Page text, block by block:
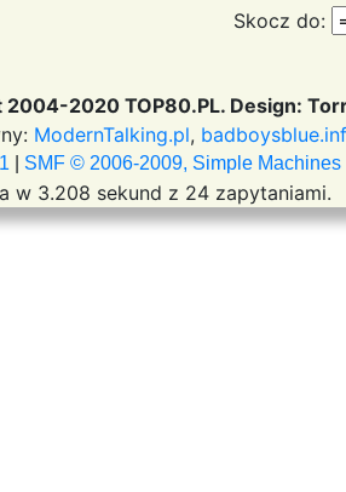
Skocz do:
2004-2020 TOP80.PL. Design:
ModernTalking.pl,
SMF © 2006-2009, Simple Machines
w 3.208 sekund z 24 zapytaniami.